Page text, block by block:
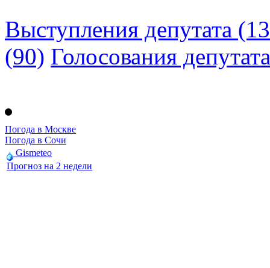
Выступления депутата
(90) Голосования депутата
Погода в Москве
Погода в Сочи
Gismeteo
Прогноз на 2 недели